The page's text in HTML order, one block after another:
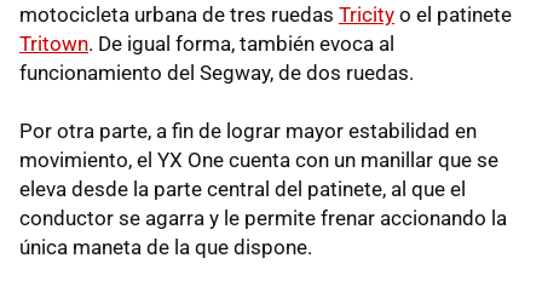
motocicleta urbana de tres ruedas Tricity o el patinete
Tritown. De igual forma, también evoca al
funcionamiento del Segway, de dos ruedas.
Por otra parte, a fin de lograr mayor estabilidad en
movimiento, el YX One cuenta con un manillar que se
eleva desde la parte central del patinete, al que el
conductor se agarra y le permite frenar accionando la
única maneta de la que dispone.